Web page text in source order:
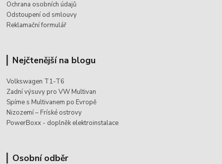
Ochrana osobních údajů
Odstoupení od smlouvy
Reklamační formulář
Nejčtenější na blogu
Volkswagen T1-T6
Zadní výsuvy pro VW Multivan
Spíme s Multivanem po Evropě
Nizozemí – Fríské ostrovy
PowerBoxx - doplněk elektroinstalace
Osobní odběr